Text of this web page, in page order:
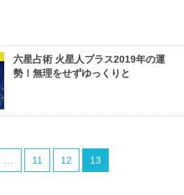
六星占術 火星人プラス2019年の運
勢！無理をせずゆっくりと
11 12 13